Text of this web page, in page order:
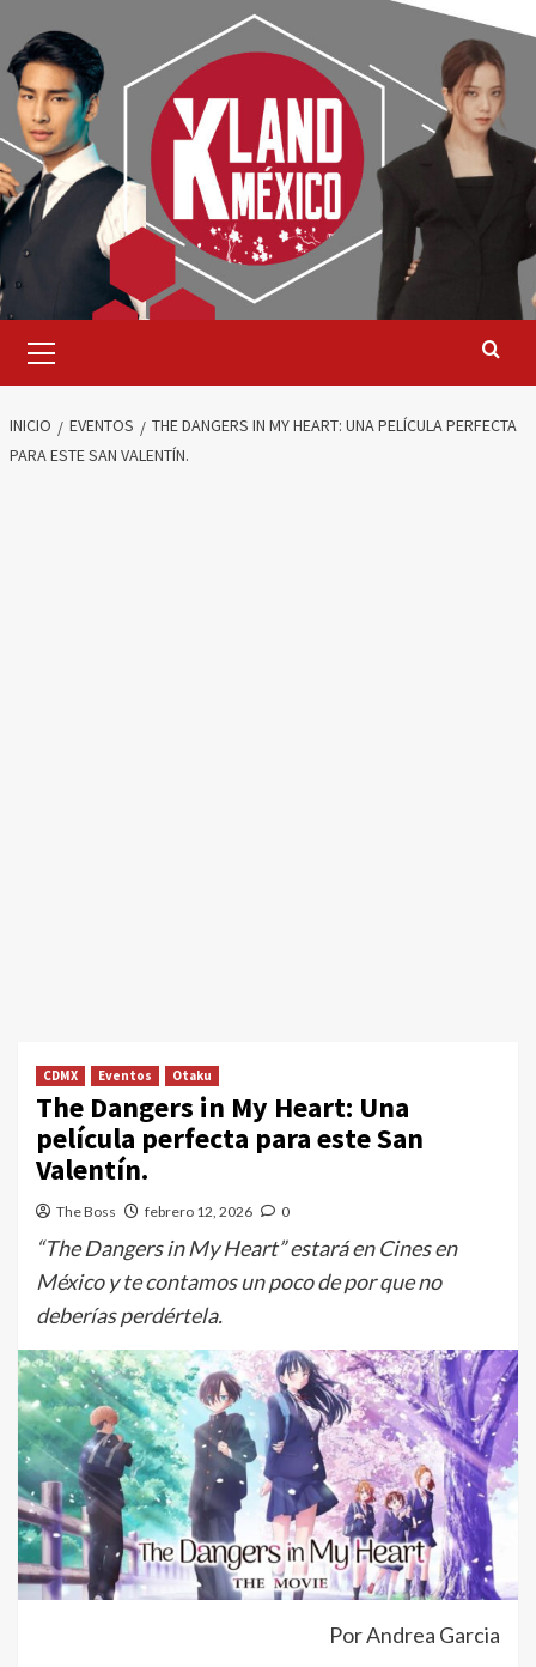
contenido
primario
INICIO EVENTOS
THE DANGERS IN MY HEART: UNA PELÍCULA PERFECTA
PARA ESTE SAN VALENTÍN.
CDMX Eventos Otaku
The Dangers in My Heart: Una
película perfecta para este San
Valentín.
The Boss febrero 12, 2026 0
“The Dangers in My Heart” estará en Cines en
México y te contamos un poco de por que no
deberías perdértela.
Por Andrea Garcia